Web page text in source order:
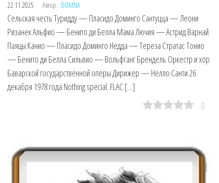
22.11.2025 Автор: DOMNA
Сельская честь Туридду — Пласидо Доминго Сантуцца — Леони
Ризанек Альфио — Бенито ди Белла Мама Лючия — Астрид Варнай
Паяцы Канио — Пласидо Доминго Недда — Тереза Стратас Тонио
— Бенито ди Белла Сильвио — Вольфганг Брендель Оркестр и хор
Баварской государственной оперы Дирижер — Нелло Санти 26
декабря 1978 года Nothing special. FLAC […]
0